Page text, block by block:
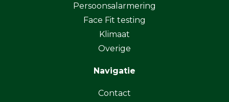
Persoonsalarmering
Face Fit testing
Klimaat
Overige
Navigatie
Contact